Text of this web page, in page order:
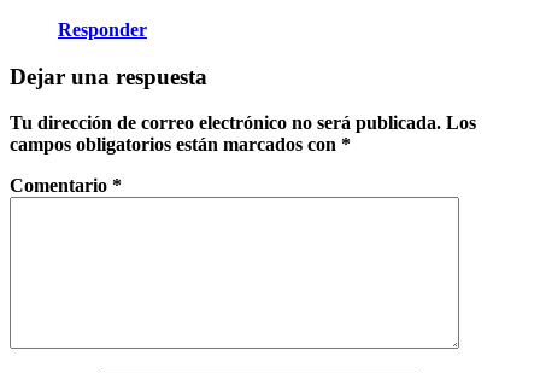
Responder
Dejar una respuesta
Tu dirección de correo electrónico no será publicada. Los
campos obligatorios están marcados con *
Comentario *